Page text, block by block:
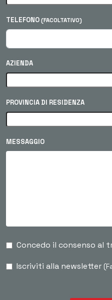
TELEFONO (FACOLTATIVO)
AZIENDA
PROVINCIA DI RESIDENZA
MESSAGGIO
Concedo il consenso al
Iscriviti alla newsletter